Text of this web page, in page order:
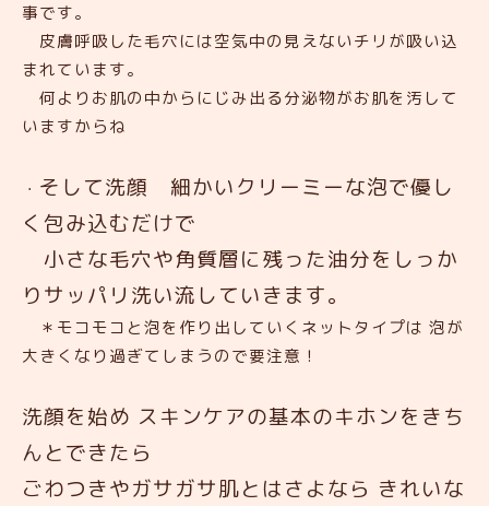
事です。
皮膚呼吸した毛穴には空気中の見えないチリが吸い込
まれています。
何よりお肌の中からにじみ出る分泌物がお肌を汚して
いますからね
・ そして洗顔 細かいクリーミーな泡で優し
く包み込むだけで
小さな毛穴や角質層に残った油分をしっか
りサッパリ洗い流していきます。
＊モコモコと泡を作り出していくネットタイプは 泡が
大きくなり過ぎてしまうので要注意！
洗顔を始め スキンケアの基本のキホンをきち
んとできたら
ごわつきやガサガサ肌とはさよなら きれいな